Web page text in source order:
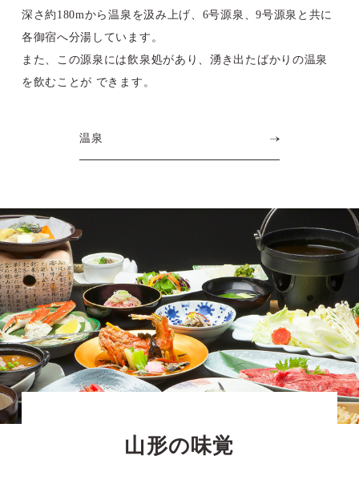
深さ約180mから温泉を汲み上げ、6号源泉、9号源泉と共に
各御宿へ分湯しています。
また、この源泉には飲泉処があり、湧き出たばかりの温泉
を飲むことが できます。
温泉
山形の味覚